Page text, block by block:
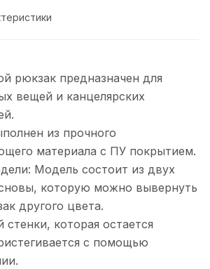
рюкзак предназначен для
вещей и канцелярских
из прочного
материала с ПУ покрытием.
Модель состоит из двух
которую можно вывернуть
другого цвета.
которая остается
с помощью